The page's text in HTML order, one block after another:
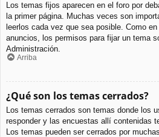
Los temas fijos aparecen en el foro por
la primer página. Muchas veces son
leerlos cada vez que sea posible. Como
anuncios, los permisos para fijar un tema
Administración.
Arriba
¿Qué son los temas cerrados?
Los temas cerrados son temas donde los
responder y las encuestas allí contenidas
Los temas pueden ser cerrados por